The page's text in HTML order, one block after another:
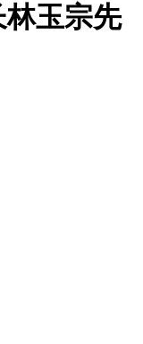
玉宗先